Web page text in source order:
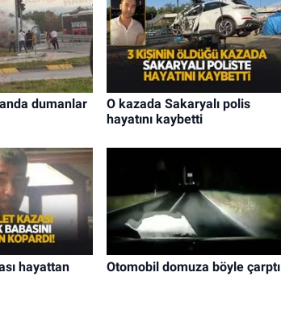
dumanlar
O kazada Sakaryalı polis
hayatını kaybetti
hayattan
Otomobil domuza böyle çarptı